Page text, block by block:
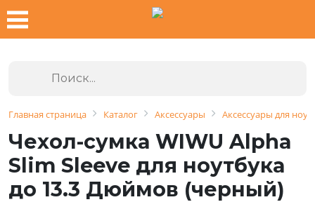
Главная страница Каталог Аксессуары Аксессуары для
Чехол-сумка WIWU Alpha
Slim Sleeve для ноутбука
до 13.3 Дюймов (черный)